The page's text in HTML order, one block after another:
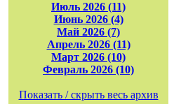
Июль 2026 (11)
Июнь 2026 (4)
Май 2026 (7)
Апрель 2026 (11)
Март 2026 (10)
Февраль 2026 (10)
Показать / скрыть весь архив